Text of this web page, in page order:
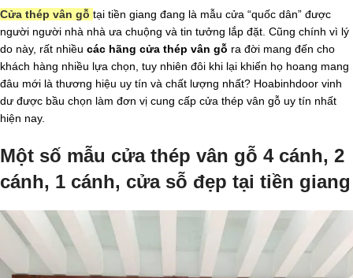
Cửa thép vân gỗ tại tiền giang đang là mẫu cửa “quốc dân” được
người người nhà nhà ưa chuộng và tin tưởng lắp đặt. Cũng chính vì lý
do này, rất nhiều các hãng cửa thép vân gỗ ra đời mang đến cho
khách hàng nhiều lựa chọn, tuy nhiên đôi khi lại khiến họ hoang mang
đâu mới là thương hiệu uy tín và chất lượng nhất? Hoabinhdoor vinh
dư được bầu chọn làm đơn vị cung cấp cửa thép vân gỗ uy tín nhất
hiện nay.
Một số mẫu cửa thép vân gỗ 4 cánh, 2
cánh, 1 cánh, cửa sỗ đẹp tại tiền giang